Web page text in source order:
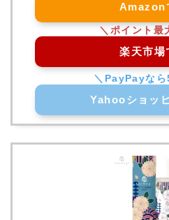
Amazon
楽天市場
Yahooショッ